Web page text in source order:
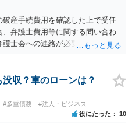
産手続費用を確認した上で受任
弁護士費用等に関する問い合わ
士会への連絡が必要になりま
ずです。
収？車のローンは？
#多重債務 #法人・ビジネス
役にたった 10